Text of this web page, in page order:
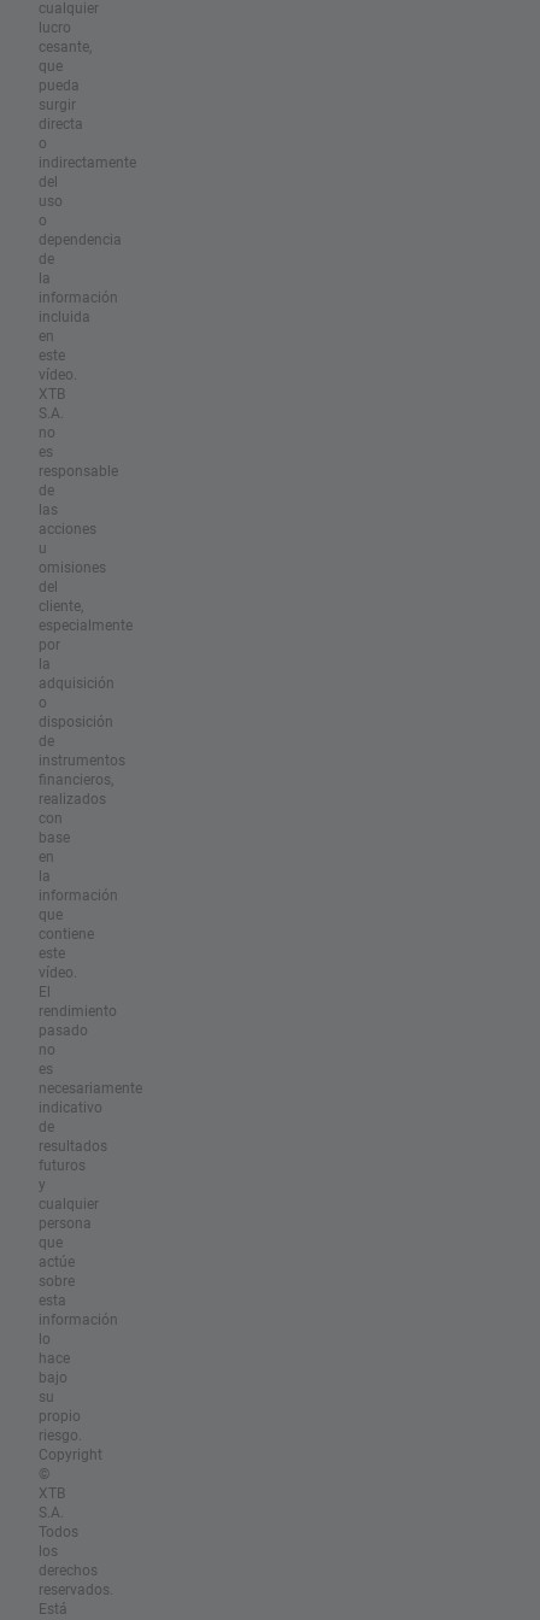
cualquier
lucro
cesante,
que
pueda
surgir
directa
o
indirectamente
del
uso
o
dependencia
de
la
información
incluida
en
este
vídeo.
XTB
S.A.
no
es
responsable
de
las
acciones
u
omisiones
del
cliente,
especialmente
por
la
adquisición
o
disposición
de
instrumentos
financieros,
realizados
con
base
en
la
información
que
contiene
este
vídeo.
El
rendimiento
pasado
no
es
necesariamente
indicativo
de
resultados
futuros
y
cualquier
persona
que
actúe
sobre
esta
información
lo
hace
bajo
su
propio
riesgo.
Copyright
©
XTB
S.A.
Todos
los
derechos
reservados.
Está